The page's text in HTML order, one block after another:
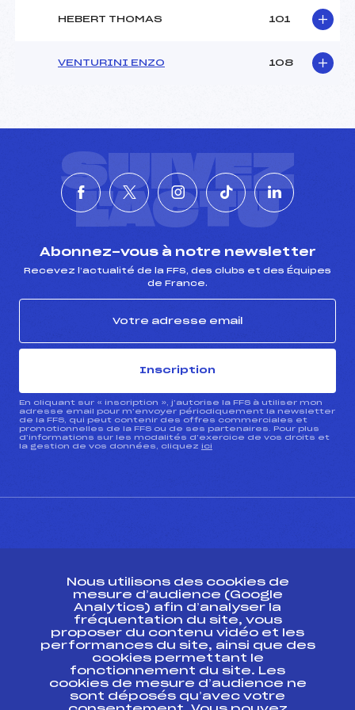
HEBERT THOMAS 101
VENTURINI ENZO 108
SUIVEZ
L'ACTU
Abonnez-vous à notre newsletter
Recevez l’actualité de la FFS, des clubs et des Équipes
de France.
Inscription
En cliquant sur « inscription », j’autorise la FFS à utiliser mon
adresse email pour m’envoyer périodiquement la newsletter
de la FFS, qui peut contenir des offres commerciales et
promotionnelles de la FFS ou de ses partenaires. Pour plus
d’informations sur les modalités d’exercice de vos droits et
la gestion de vos données, cliquez ici
Ressources
Pass’Neige
Projet sportif fédéral
Projet de performance fédéral
Antidopage
Nous utilisons des cookies de
mesure d’audience (Google
Analytics) afin d’analyser la
fréquentation du site, vous
proposer du contenu vidéo et les
performances du site, ainsi que des
cookies permettant le
fonctionnement du site. Les
cookies de mesure d’audience ne
sont déposés qu’avec votre